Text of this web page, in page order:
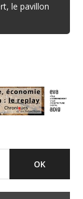
le pavillon